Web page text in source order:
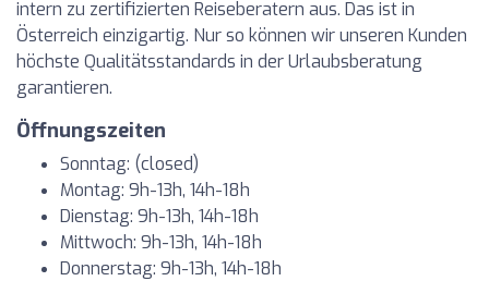
intern zu zertifizierten Reiseberatern aus. Das ist in
Österreich einzigartig. Nur so können wir unseren Kunden
höchste Qualitätsstandards in der Urlaubsberatung
garantieren.
Öffnungszeiten
Sonntag: (closed)
Montag: 9h-13h, 14h-18h
Dienstag: 9h-13h, 14h-18h
Mittwoch: 9h-13h, 14h-18h
Donnerstag: 9h-13h, 14h-18h